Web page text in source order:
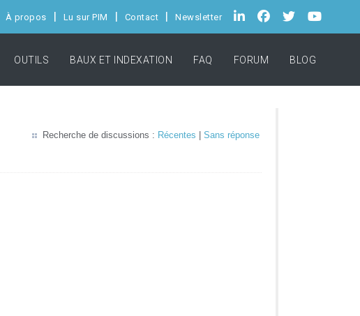
À propos Lu sur PIM Contact Newsletter
OUTILS BAUX ET INDEXATION FAQ FORUM BLOG
Recherche de discussions : Récentes Sans réponse